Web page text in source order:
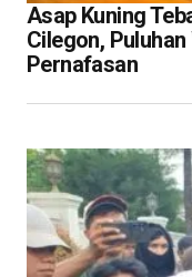
Asap Kuning
Cilegon,
Pernafasan